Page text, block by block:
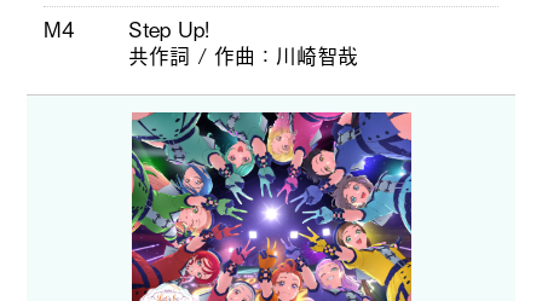
M4
Step Up!
共作詞 / 作曲
川崎智哉